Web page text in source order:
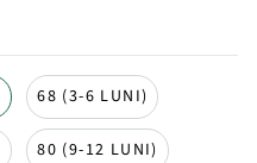
68 (3-6 LUNI)
80 (9-12 LUNI)